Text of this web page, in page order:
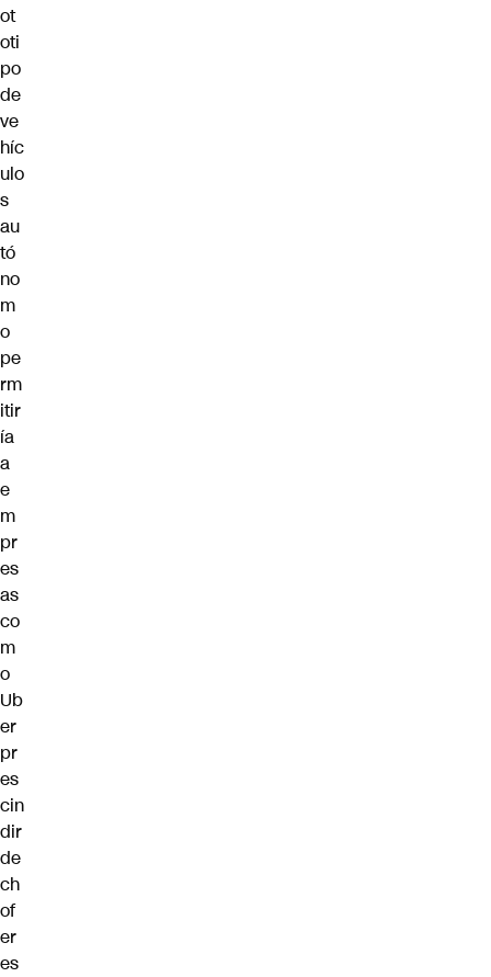
ot
oti
po
de
ve
híc
ulo
s
au
tó
no
m
o
pe
rm
itir
ía
a
e
m
pr
es
as
co
m
o
Ub
er
pr
es
cin
dir
de
ch
of
er
es